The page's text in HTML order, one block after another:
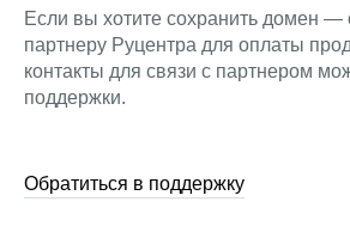
Если вы хотите сохранить домен —
партнеру Руцентра для оплаты
контакты для связи с партнером
поддержки.
Обратиться в поддержку